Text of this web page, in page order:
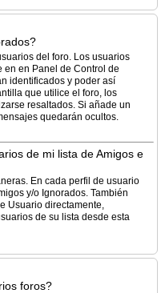
del foro. Los usuarios
en en Panel de Control de
identificados y poder así
que utilice el foro, los
resaltados. Si añade un
quedarán ocultos.
de mi lista de Amigos e
En cada perfil de usuario
y/o Ignorados. También
Usuario directamente,
de su lista desde esta
foros?